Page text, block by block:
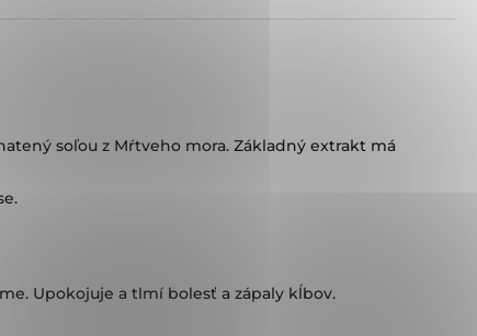
soľou z Mŕtveho mora. Základný extrakt má
Upokojuje a tlmí bolesť a zápaly kĺbov.